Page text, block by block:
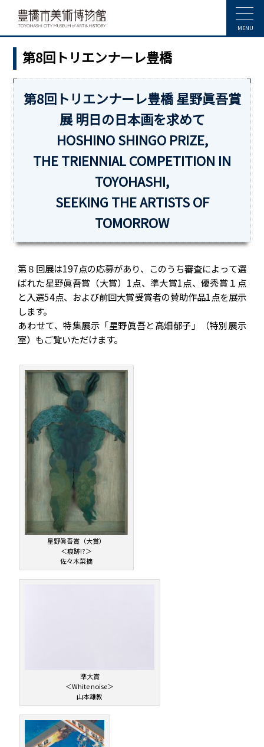
MENU
第8回トリエンナーレ豊橋
第8回トリエンナーレ豊橋 星野眞吾賞
展 明日の日本画を求めて
HOSHINO SHINGO PRIZE,
THE TRIENNIAL COMPETITION IN
TOYOHASHI,
SEEKING THE ARTISTS OF
TOMORROW
第８回展は197点の応募があり、このうち審査によって選
ばれた星野眞吾賞（大賞）1点、準大賞1点、優秀賞１点
と入選54点、および前回大賞受賞者の賛助作品1点を展示
します。
あわせて、特集展示「星野眞吾と高畑郁子」（特別展示
室）もご覧いただけます。
星野眞吾賞（大賞）
＜痕跡!?＞
佐々木菜摘
準大賞
＜White noise＞
山本雄教